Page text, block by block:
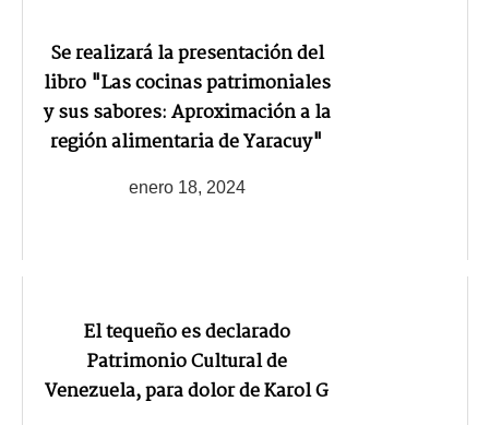
Se realizará la presentación del
libro "Las cocinas patrimoniales
y sus sabores: Aproximación a la
región alimentaria de Yaracuy"
enero 18, 2024
El tequeño es declarado
Patrimonio Cultural de
Venezuela, para dolor de Karol G